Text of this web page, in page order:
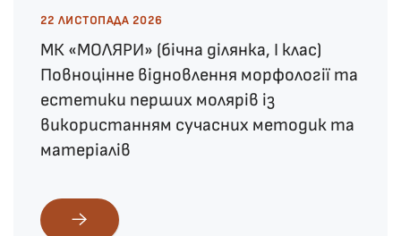
22 ЛИСТОПАДА 2026
МК «МОЛЯРИ» (бічна ділянка, І клас)
Повноцінне відновлення морфології та
естетики перших молярів із
використанням сучасних методик та
матеріалів